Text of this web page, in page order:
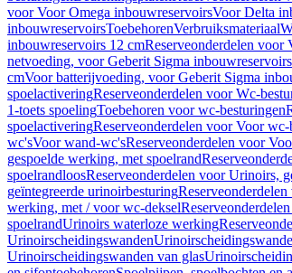
voor Voor Omega inbouwreservoirsVoor Delta
inbouwreservoirsToebehorenVerbruiksmateriaal
inbouwreservoirs 12 cmReserveonderdelen voor
netvoeding, voor Geberit Sigma
cmVoor batterijvoeding, voor Geberit Sigma
spoelactiveringReserveonderdelen voor Wc-
1-toets spoelingToebehoren voor wc-besturingen
spoelactiveringReserveonderdelen voor Voor
wc'sVoor wand-wc'sReserveonderdelen voor
gespoelde werking, met spoelrand
spoelrandloosReserveonderdelen voor Urinoirs,
geïntegreerde urinoirbesturing
werking, met / voor wc-deksel
spoelrandUrinoirs waterloze werking
Urinoirscheidingswanden
Urinoirscheidingswanden van glas